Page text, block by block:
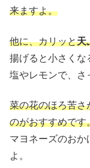
来ますよ。
他に、カリッと天
揚げると小さくな
塩やレモンで、さ
菜の花のほろ苦さ
のがおすすめです
マヨネーズのおか
よ。